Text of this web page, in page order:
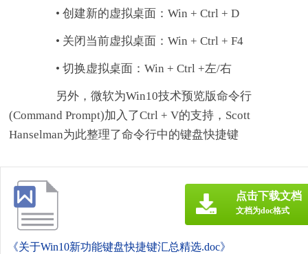
• 创建新的虚拟桌面：Win + Ctrl + D
• 关闭当前虚拟桌面：Win + Ctrl + F4
• 切换虚拟桌面：Win + Ctrl +左/右
另外，微软为Win10技术预览版命令行
(Command Prompt)加入了Ctrl + V的支持，Scott
Hanselman为此整理了命令行中的键盘快捷键
《关于Win10新功能键盘快捷键汇总精选.doc》
点击下载文档
文档为doc格式